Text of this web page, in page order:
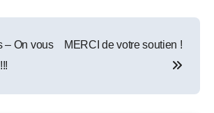
– On vous
MERCI de votre soutien !